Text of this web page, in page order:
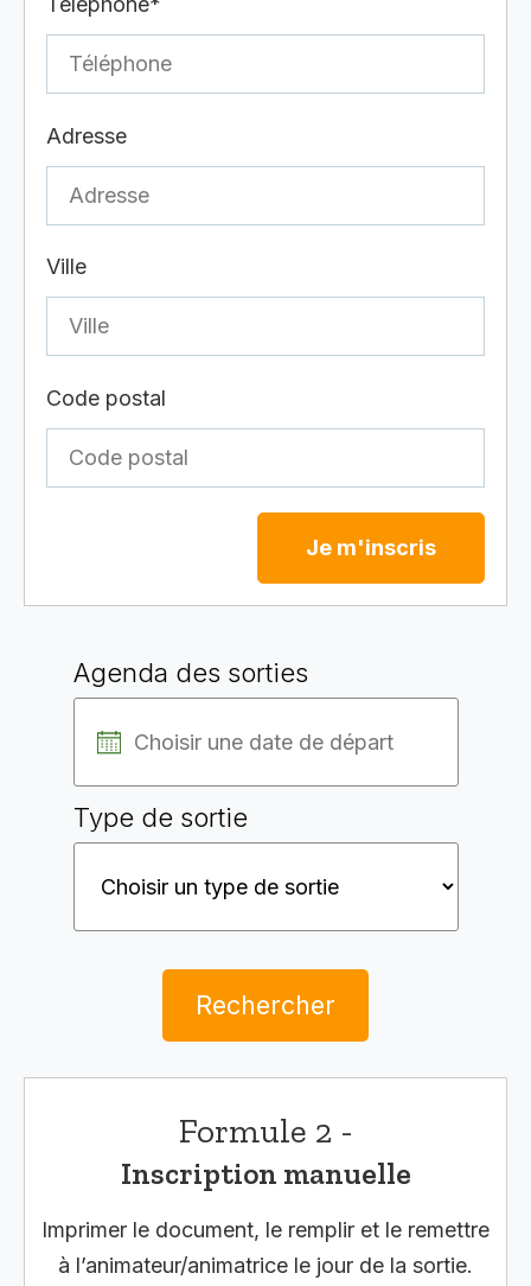
Adresse
Ville
Code postal
Je m'inscris
Agenda des sorties
Type de sortie
Rechercher
Formule 2 -
Inscription manuelle
Imprimer le document, le remplir et le remettre
à l’animateur/animatrice le jour de la sortie.